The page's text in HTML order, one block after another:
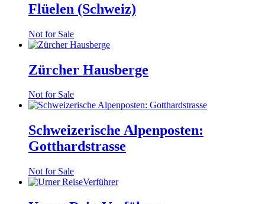
Flüelen (Schweiz)
Not for Sale
Zürcher Hausberge
Not for Sale
Schweizerische Alpenposten:
Gotthardstrasse
Not for Sale